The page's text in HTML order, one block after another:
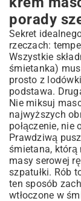
porady
Sekret
rzeczach:
Wszystkie
śmietanka)
prosto z
podstawa.
Nie miksuj
najwyższych
połączenie, nie
Prawdziwą
śmietana, którą
masy serowej
szpatułki. Rób
ten sposób
wtłoczone w